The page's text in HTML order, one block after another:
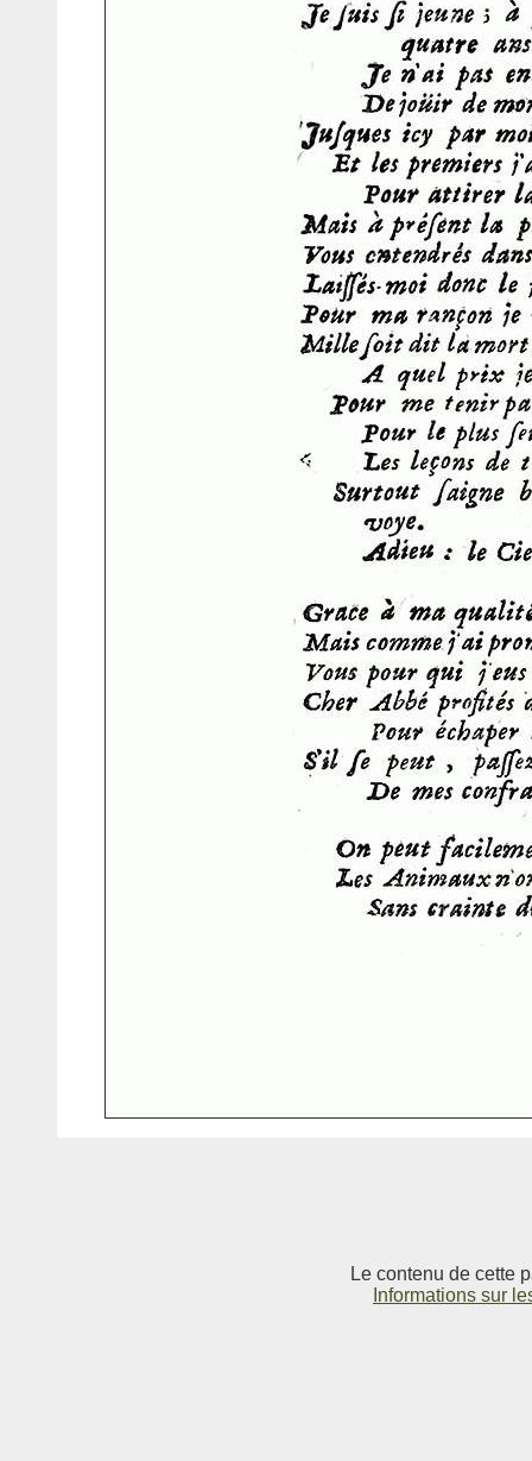
Le contenu de cette
Informations sur